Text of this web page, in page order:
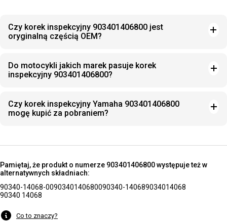
Czy korek inspekcyjny 903401406800 jest
oryginalną częścią OEM?
Do motocykli jakich marek pasuje korek
inspekcyjny 903401406800?
Czy korek inspekcyjny Yamaha 903401406800
mogę kupić za pobraniem?
Pamiętaj, że produkt o numerze 903401406800 występuje też w
alternatywnych składniach:
90340-14068-0090340140680090340-140689034014068
90340 14068
Co to znaczy?